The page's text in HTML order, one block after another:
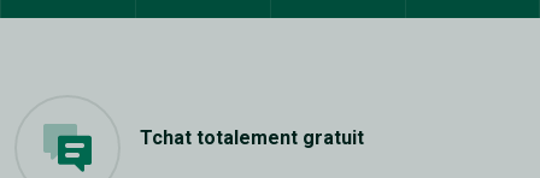
Tchat totalement gratuit